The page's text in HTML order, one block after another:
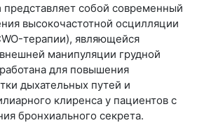
представляет собой современный
высокочастотной осцилляции
терапии), являющейся
манипуляции грудной
для повышения
дыхательных путей и
клиренса у пациентов с
бронхиального секрета.